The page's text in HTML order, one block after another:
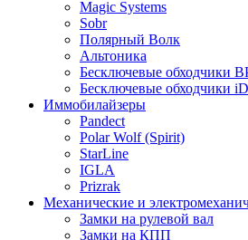
Magic Systems
Sobr
Полярный Волк
Альтоника
Бесключевые обходчики
Бесключевые обходчики
Иммобилайзеры
Pandect
Polar Wolf (Spirit)
StarLine
IGLA
Prizrak
Механические и
Замки на рулевой вал
Замки на КПП